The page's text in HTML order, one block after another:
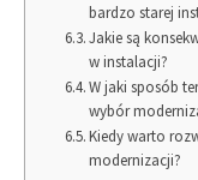
bardzo starej
Jakie są
w instalacji?
W jaki sposób
wybór
Kiedy warto
modernizacji?